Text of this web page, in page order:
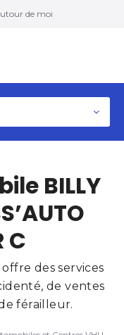
de moi
BILLY
C
des services
de ventes
férailleur.